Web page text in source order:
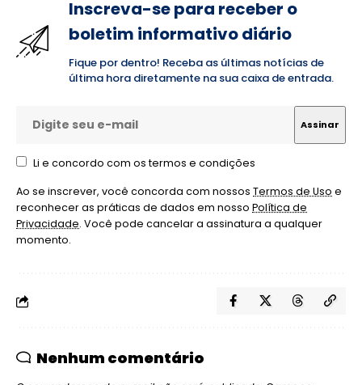
Inscreva-se para receber o
boletim informativo diário
Fique por dentro! Receba as últimas notícias de
última hora diretamente na sua caixa de entrada.
Li e concordo com os termos e condições
Ao se inscrever, você concorda com nossos Termos de Uso e
reconhecer as práticas de dados em nosso Política de
Privacidade. Você pode cancelar a assinatura a qualquer
momento.
Nenhum comentário